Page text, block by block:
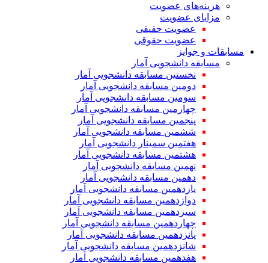
هزینه‌های عضویت
مزایای عضویت
عضویت حقیقی
عضویت حقوقی
مسابقات و جوایز
مسابقه دانشجویی آمار
نخستین مسابقه دانشجویی آمار
دومین مسابقه دانشجویی آمار
سومین مسابقه دانشجویی آمار
چهارمین مسابقه دانشجویی آمار
پنجمین مسابقه دانشجویی آمار
ششمین مسابقه دانشجویی آمار
هفتمین سمینار دانشجویی آمار
هشتمین مسابقه دانشجویی آمار
نهمین مسابقه دانشجویی آمار
دهمین مسابقه دانشجویی آمار
یازدهمین مسابقه دانشجویی آمار
دوازدهمین مسابقه دانشجویی آمار
سیزدهمین مسابقه دانشجویی آمار
چهاردهمین مسابقه دانشجویی آمار
پانزدهمین مسابقه دانشجویی آمار
شانزدهمین مسابقه دانشجویی آمار
هفدهمین مسابقه دانشجویی آمار